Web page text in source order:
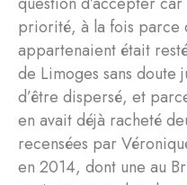
priorité, à la fois parce
appartenaient était
de Limoges sans doute
d’être dispersé, et
en avait déjà racheté
recensées par
en 2014, dont une au